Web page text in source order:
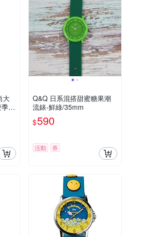
大
Q&Q 日系混搭甜蜜糖果潮
流錶-鮮綠/35mm
$590
活動 券